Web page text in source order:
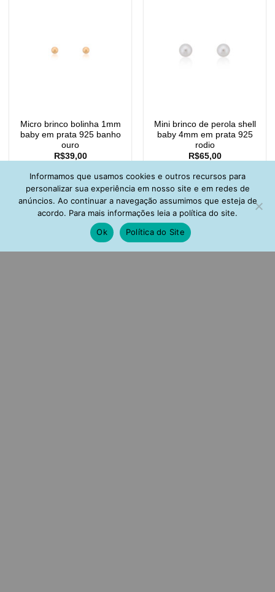
Micro brinco bolinha 1mm
baby em prata 925 banho
ouro
R$39,00
Mini brinco de perola shell
baby 4mm em prata 925
rodio
R$65,00
Informamos que usamos cookies e outros recursos para
personalizar sua experiência em nosso site e em redes de
anúncios. Ao continuar a navegação assumimos que esteja de
acordo. Para mais informações leia a política do site.
Ok
Política do Site